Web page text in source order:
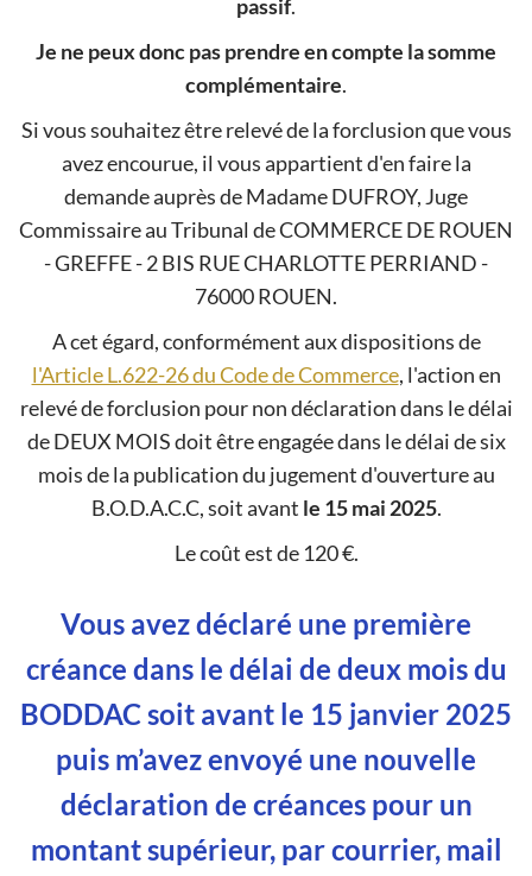
passif.
Je ne peux donc pas prendre en compte la somme
complémentaire.
Si vous souhaitez être relevé de la forclusion que vous
avez encourue, il vous appartient d'en faire la
demande auprès de Madame DUFROY, Juge
Commissaire au Tribunal de COMMERCE DE ROUEN
- GREFFE - 2 BIS RUE CHARLOTTE PERRIAND -
76000 ROUEN.
A cet égard, conformément aux dispositions de
l'Article L.622-26 du Code de Commerce, l'action en
relevé de forclusion pour non déclaration dans le délai
de DEUX MOIS doit être engagée dans le délai de six
mois de la publication du jugement d'ouverture au
B.O.D.A.C.C, soit avant le 15 mai 2025.
Le coût est de 120 €.
Vous avez déclaré une première
créance dans le délai de deux mois du
BODDAC soit avant le 15 janvier 2025
puis m’avez envoyé une nouvelle
déclaration de créances pour un
montant supérieur, par courrier, mail